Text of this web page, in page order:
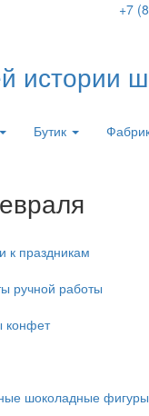
+7
истории
Бутик
к праздникам
ручной работы
конфет
шоколадные фигуры